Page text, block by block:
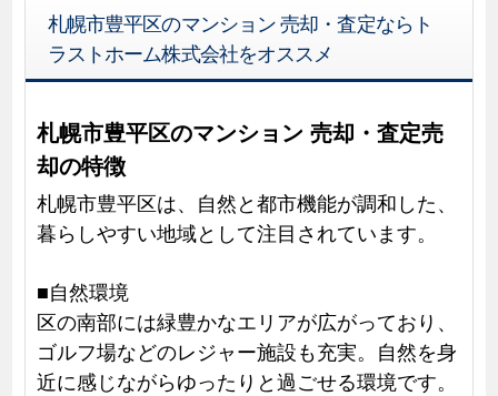
札幌市豊平区のマンション 売却・査定ならト
ラストホーム株式会社をオススメ
札幌市豊平区のマンション 売却・査定売
却の特徴
札幌市豊平区は、自然と都市機能が調和した、
暮らしやすい地域として注目されています。
■自然環境
区の南部には緑豊かなエリアが広がっており、
ゴルフ場などのレジャー施設も充実。自然を身
近に感じながらゆったりと過ごせる環境です。